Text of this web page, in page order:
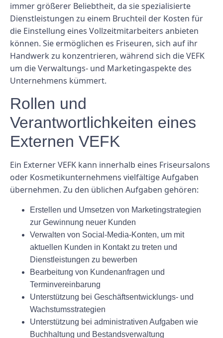
immer größerer Beliebtheit, da sie spezialisierte
Dienstleistungen zu einem Bruchteil der Kosten für
die Einstellung eines Vollzeitmitarbeiters anbieten
können. Sie ermöglichen es Friseuren, sich auf ihr
Handwerk zu konzentrieren, während sich die VEFK
um die Verwaltungs- und Marketingaspekte des
Unternehmens kümmert.
Rollen und
Verantwortlichkeiten eines
Externen VEFK
Ein Externer VEFK kann innerhalb eines Friseursalons
oder Kosmetikunternehmens vielfältige Aufgaben
übernehmen. Zu den üblichen Aufgaben gehören:
Erstellen und Umsetzen von Marketingstrategien
zur Gewinnung neuer Kunden
Verwalten von Social-Media-Konten, um mit
aktuellen Kunden in Kontakt zu treten und
Dienstleistungen zu bewerben
Bearbeitung von Kundenanfragen und
Terminvereinbarung
Unterstützung bei Geschäftsentwicklungs- und
Wachstumsstrategien
Unterstützung bei administrativen Aufgaben wie
Buchhaltung und Bestandsverwaltung